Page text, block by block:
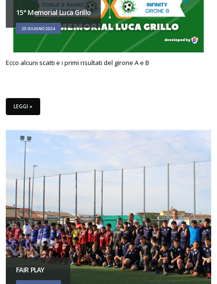
15° Memorial Luca Grillo
25 GIUGNO 2024
Ecco alcuni scatti e i primi risultati del girone A e B
LEGGI »
FAIR PLAY